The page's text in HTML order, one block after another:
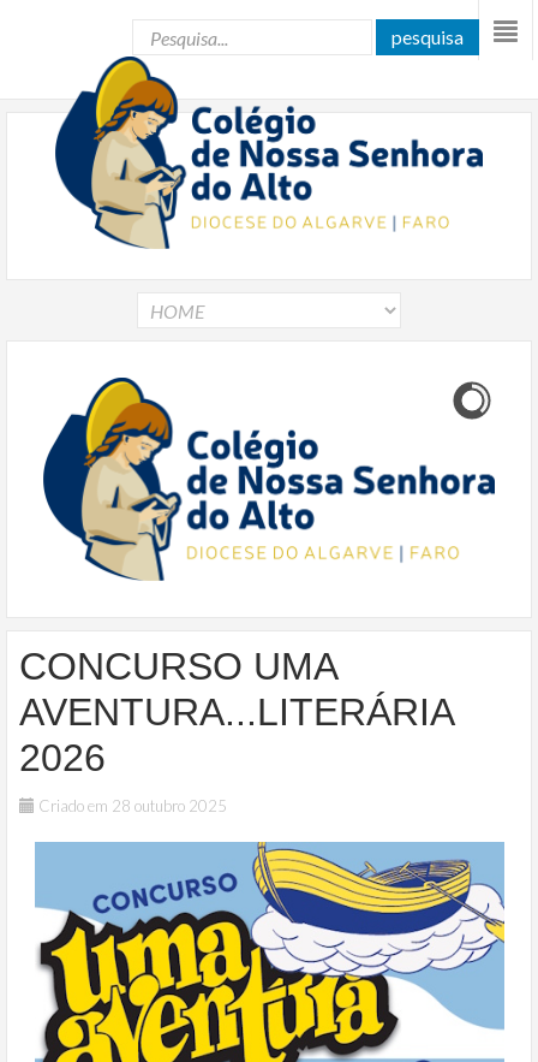
pesquisa
CONCURSO UMA
AVENTURA...LITERÁRIA
2026
Criado em 28 outubro 2025